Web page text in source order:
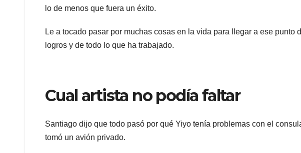
lo de menos que fuera un éxito.
Le a tocado pasar por muchas cosas en la vida para llegar a ese punto
logros y de todo lo que ha trabajado.
Cual artista no podía faltar
Santiago dijo que todo pasó por qué Yiyo tenía problemas con el
tomó un avión privado.